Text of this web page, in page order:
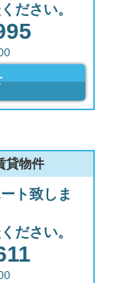
ださい。
貸物件
ト致しま
ださい。